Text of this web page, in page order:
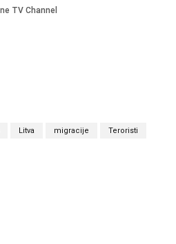
Litva migracije Teroristi